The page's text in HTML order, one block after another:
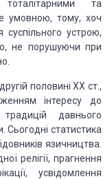
та
умовною, тому, хоч
устрою,
не порушуючи при
половині ХХ ст.,
інтересу до
давнього
Сьогодні статистика
язичництва.
релігії, прагнення
усвідомлення